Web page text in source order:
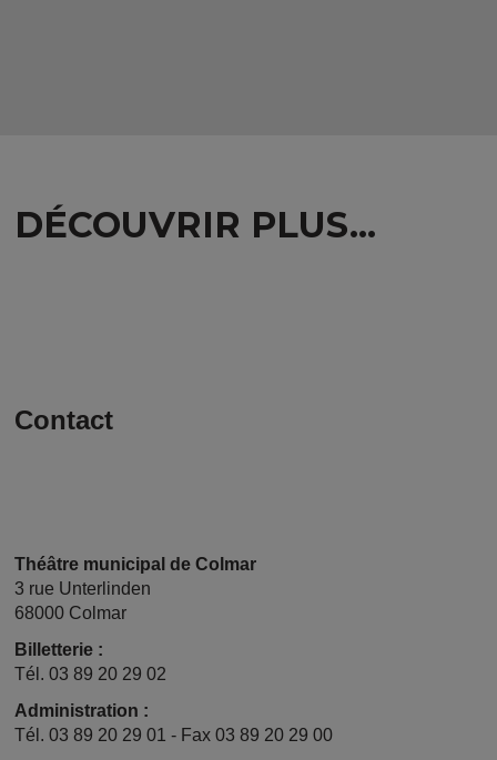
DÉCOUVRIR PLUS...
Contact
Théâtre municipal de Colmar
3 rue Unterlinden
68000 Colmar
Billetterie :
Tél. 03 89 20 29 02
Administration :
Tél. 03 89 20 29 01 - Fax 03 89 20 29 00